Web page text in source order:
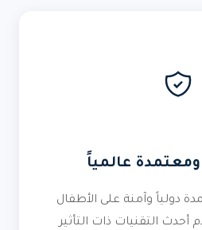
ومعتمدة عالمياً
دولياً وآمنة على الأطفال
أحدث التقنيات ذات التأثير